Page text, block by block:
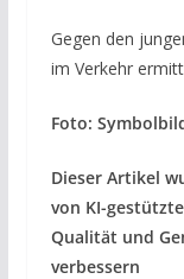
Gegen den
im Verkehr
Foto:
Dieser Artikel
von KI-
Qualität und
verbessern